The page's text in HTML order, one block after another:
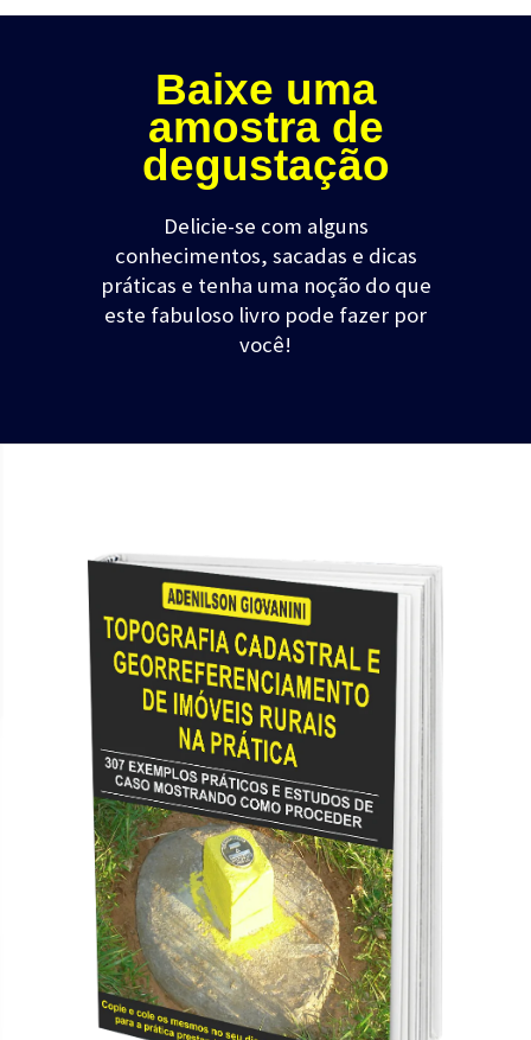
Baixe uma
amostra de
degustação
Delicie-se com alguns
conhecimentos, sacadas e dicas
práticas e tenha uma noção do que
este fabuloso livro pode fazer por
você!